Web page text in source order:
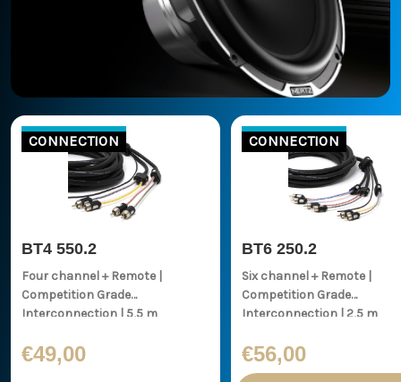
CONNECTION
BT4 550.2
Four channel + Remote |
Competition Grade
Interconnection | 5,5 m
€49,00
CONNECTION
BT6 250.2
Six channel + Remote |
Competition Grade
Interconnection | 2,5 m
€56,00